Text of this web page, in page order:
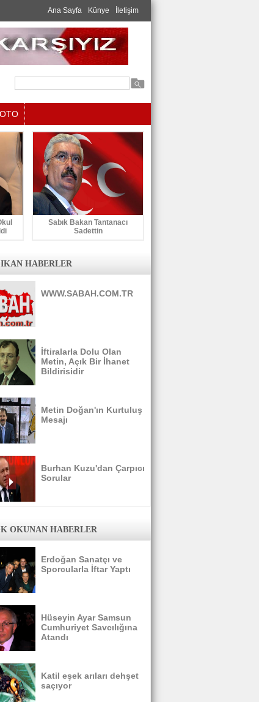
Ana Sayfa Künye İletişim
Sabık Bakan Tantanacı
Sadettin
HABERLER
WWW.SABAH.COM.TR
İftiralarla Dolu Olan
Metin, Açık Bir İhanet
Bildirisidir
Metin Doğan'ın Kurtuluş
Mesajı
Burhan Kuzu'dan Çarpıcı
Sorular
OKUNAN HABERLER
Erdoğan Sanatçı ve
Sporcularla İftar Yaptı
Hüseyin Ayar Samsun
Cumhuriyet Savcılığına
Atandı
Katil eşek arıları dehşet
saçıyor